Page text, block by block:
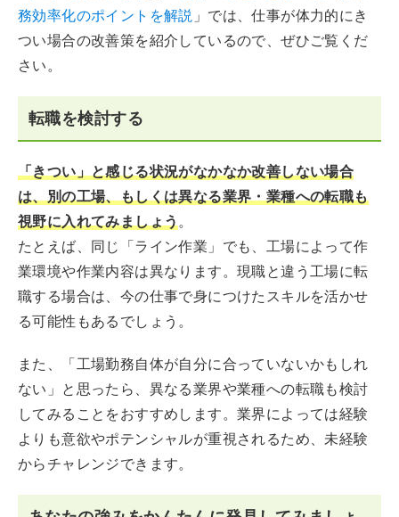
務効率化のポイントを解説 」では、仕事が体力的にき
つい場合の改善策を紹介しているので、ぜひご覧くだ
さい。
転職を検討する
「きつい」と感じる状況がなかなか改善しない場合
は、別の工場、もしくは異なる業界・業種への転職も
視野に入れてみましょう。
たとえば、同じ「ライン作業」でも、工場によって作
業環境や作業内容は異なります。現職と違う工場に転
職する場合は、今の仕事で身につけたスキルを活かせ
る可能性もあるでしょう。
また、「工場勤務自体が自分に合っていないかもしれ
ない」と思ったら、異なる業界や業種への転職も検討
してみることをおすすめします。業界によっては経験
よりも意欲やポテンシャルが重視されるため、未経験
からチャレンジできます。